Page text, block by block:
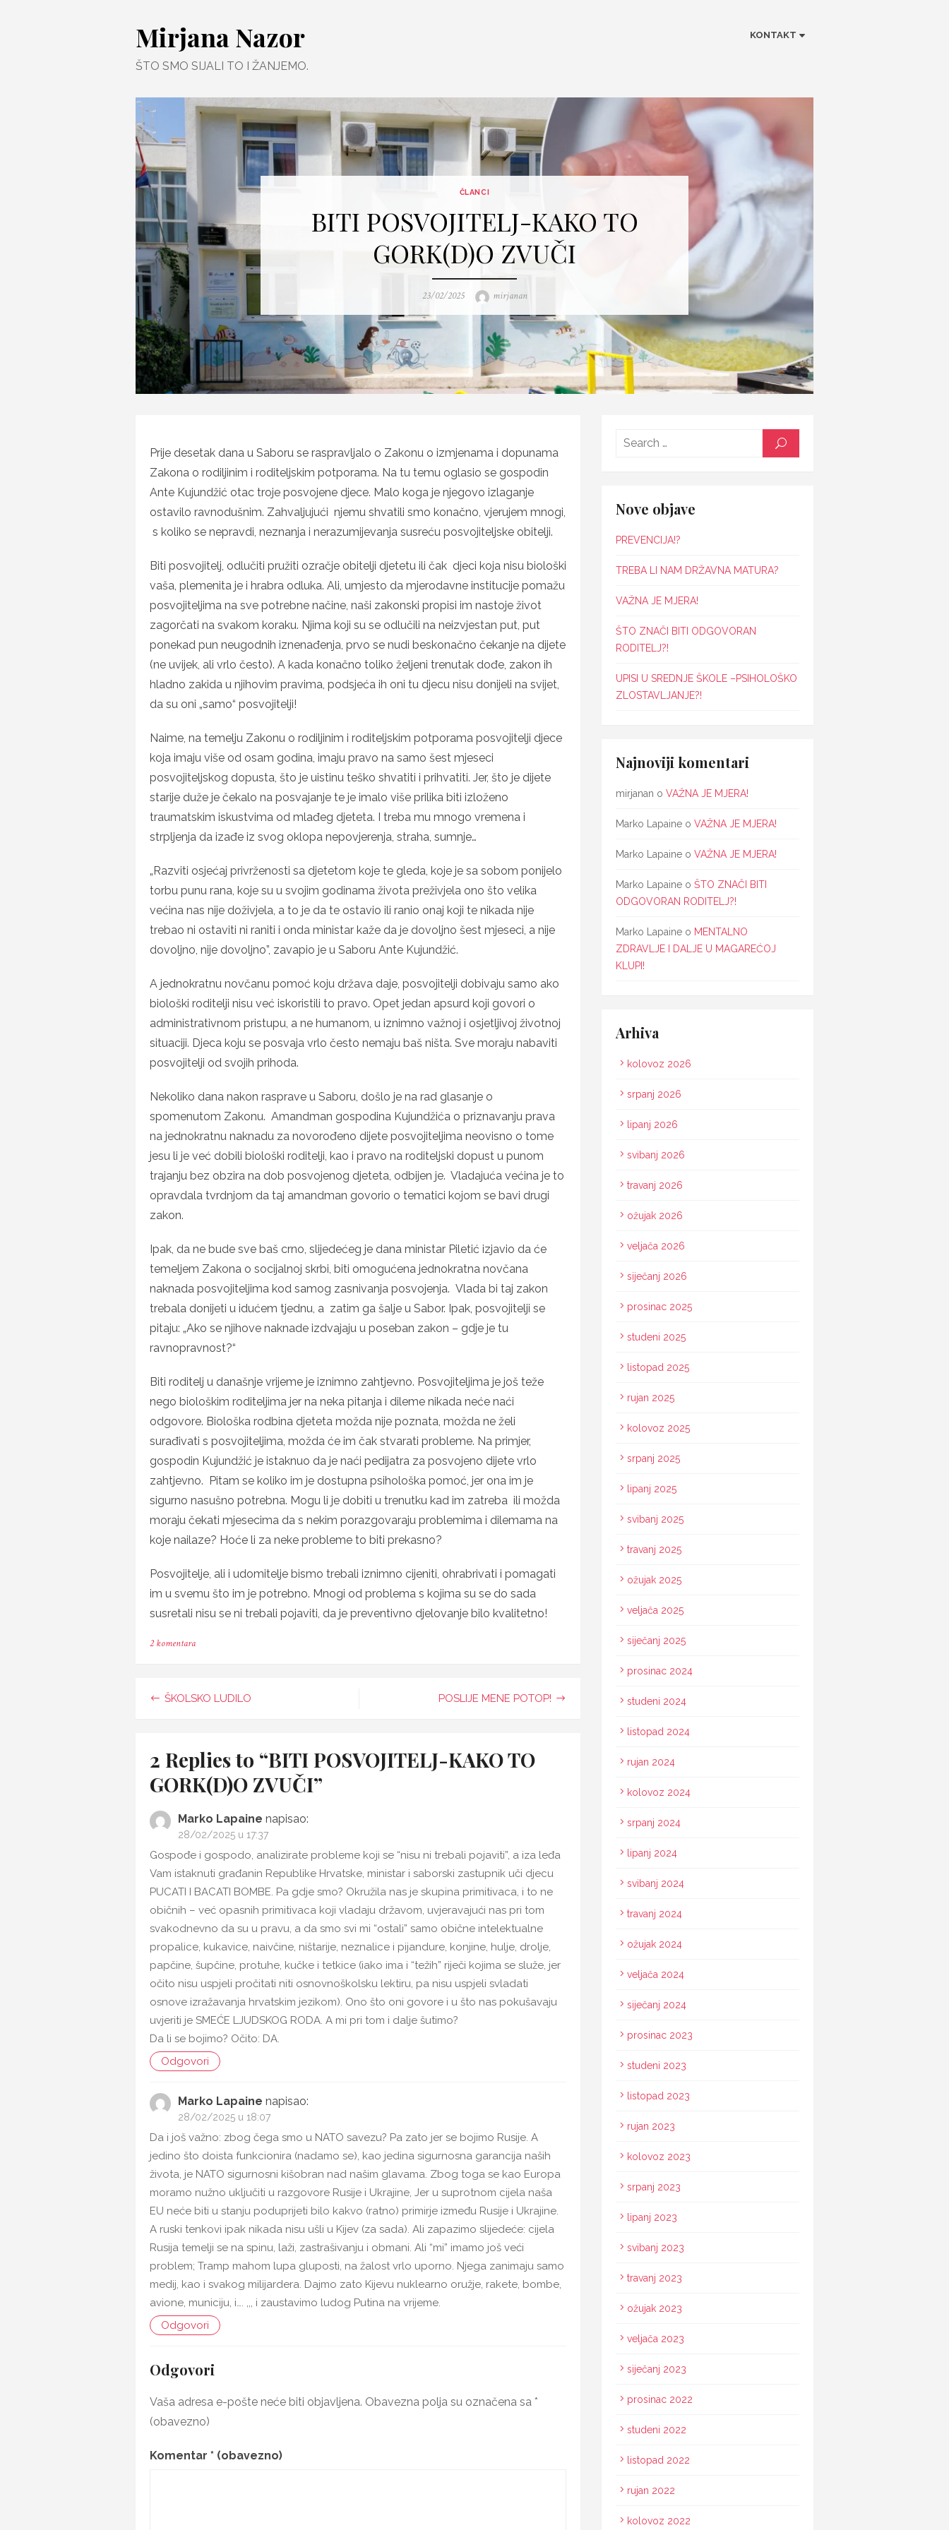
Mirjana Nazor
ŠTO SMO SIJALI TO I ŽANJEMO.
KONTAKT
ČLANCI
BITI POSVOJITELJ-KAKO TO
GORK(D)O ZVUČI
Posted
23/02/2025 Author
mirjanan
Prije desetak dana u Saboru se raspravljalo o Zakonu o izmjenama i dopunama
Zakona o rodiljinim i roditeljskim potporama. Na tu temu oglasio se gospodin
Ante Kujundžić otac troje posvojene djece. Malo koga je njegovo izlaganje
ostavilo ravnodušnim. Zahvaljujući njemu shvatili smo konačno, vjerujem mnogi,
s koliko se nepravdi, neznanja i nerazumijevanja susreću posvojiteljske obitelji.
Biti posvojitelj, odlučiti pružiti ozračje obitelji djetetu ili čak djeci koja nisu biološki
vaša, plemenita je i hrabra odluka. Ali, umjesto da mjerodavne institucije pomažu
posvojiteljima na sve potrebne načine, naši zakonski propisi im nastoje život
zagorčati na svakom koraku. Njima koji su se odlučili na neizvjestan put, put
ponekad pun neugodnih iznenađenja, prvo se nudi beskonačno čekanje na dijete
(ne uvijek, ali vrlo često). A kada konačno toliko željeni trenutak dođe, zakon ih
hladno zakida u njihovim pravima, podsjeća ih oni tu djecu nisu donijeli na svijet,
da su oni „samo“ posvojitelji!
Naime, na temelju Zakonu o rodiljinim i roditeljskim potporama posvojitelji djece
koja imaju više od osam godina, imaju pravo na samo šest mjeseci
posvojiteljskog dopusta, što je uistinu teško shvatiti i prihvatiti. Jer, što je dijete
starije duže je čekalo na posvajanje te je imalo više prilika biti izloženo
traumatskim iskustvima od mlađeg djeteta. I treba mu mnogo vremena i
strpljenja da izađe iz svog oklopa nepovjerenja, straha, sumnje…
„Razviti osjećaj privrženosti sa djetetom koje te gleda, koje je sa sobom ponijelo
torbu punu rana, koje su u svojim godinama života preživjela ono što velika
većina nas nije doživjela, a to je da te ostavio ili ranio onaj koji te nikada nije
trebao ni ostaviti ni raniti i onda ministar kaže da je dovoljno šest mjeseci, a nije
dovoljno, nije dovoljno”, zavapio je u Saboru Ante Kujundžić.
A jednokratnu novčanu pomoć koju država daje, posvojitelji dobivaju samo ako
biološki roditelji nisu već iskoristili to pravo. Opet jedan apsurd koji govori o
administrativnom pristupu, a ne humanom, u iznimno važnoj i osjetljivoj životnoj
situaciji. Djeca koju se posvaja vrlo često nemaju baš ništa. Sve moraju nabaviti
posvojitelji od svojih prihoda.
Nekoliko dana nakon rasprave u Saboru, došlo je na rad glasanje o
spomenutom Zakonu. Amandman gospodina Kujundžića o priznavanju prava
na jednokratnu naknadu za novorođeno dijete posvojiteljima neovisno o tome
jesu li je već dobili biološki roditelji, kao i pravo na roditeljski dopust u punom
trajanju bez obzira na dob posvojenog djeteta, odbijen je. Vladajuća većina je to
opravdala tvrdnjom da taj amandman govorio o tematici kojom se bavi drugi
zakon.
Ipak, da ne bude sve baš crno, slijedećeg je dana ministar Piletić izjavio da će
temeljem Zakona o socijalnoj skrbi, biti omogućena jednokratna novčana
naknada posvojiteljima kod samog zasnivanja posvojenja. Vlada bi taj zakon
trebala donijeti u idućem tjednu, a zatim ga šalje u Sabor. Ipak, posvojitelji se
pitaju: „Ako se njihove naknade izdvajaju u poseban zakon – gdje je tu
ravnopravnost?“
Biti roditelj u današnje vrijeme je iznimno zahtjevno. Posvojiteljima je još teže
nego biološkim roditeljima jer na neka pitanja i dileme nikada neće naći
odgovore. Biološka rodbina djeteta možda nije poznata, možda ne želi
surađivati s posvojiteljima, možda će im čak stvarati probleme. Na primjer,
gospodin Kujundžić je istaknuo da je naći pedijatra za posvojeno dijete vrlo
zahtjevno. Pitam se koliko im je dostupna psihološka pomoć, jer ona im je
sigurno nasušno potrebna. Mogu li je dobiti u trenutku kad im zatreba ili možda
moraju čekati mjesecima da s nekim porazgovaraju problemima i dilemama na
koje nailaze? Hoće li za neke probleme to biti prekasno?
Posvojitelje, ali i udomitelje bismo trebali iznimno cijeniti, ohrabrivati i pomagati
im u svemu što im je potrebno. Mnogi od problema s kojima su se do sada
susretali nisu se ni trebali pojaviti, da je preventivno djelovanje bilo kvalitetno!
2 komentaraza
GORK(D)O
Navigacija
ŠKOLSKO LUDILO POSLIJE MENE POTOP!
2 Replies to “BITI POSVOJITELJ-KAKO TO
GORK(D)O ZVUČI”
Marko Lapaine napisao:
28/02/2025 u 17:37
Gospođe i gospodo, analizirate probleme koji se “nisu ni trebali pojaviti”, a iza leđa
Vam istaknuti građanin Republike Hrvatske, ministar i saborski zastupnik uči djecu
PUCATI I BACATI BOMBE. Pa gdje smo? Okružila nas je skupina primitivaca, i to ne
običnih – već opasnih primitivaca koji vladaju državom, uvjeravajući nas pri tom
svakodnevno da su u pravu, a da smo svi mi “ostali” samo obične intelektualne
propalice, kukavice, naivčine, ništarije, neznalice i pijandure, konjine, hulje, drolje,
papčine, šupčine, protuhe, kučke i tetkice (iako ima i “težih” riječi kojima se služe, jer
očito nisu uspjeli pročitati niti osnovnoškolsku lektiru, pa nisu uspjeli svladati
osnove izražavanja hrvatskim jezikom). Ono što oni govore i u što nas pokušavaju
uvjeriti je SMEĆE LJUDSKOG RODA. A mi pri tom i dalje šutimo?
Da li se bojimo? Očito: DA.
Odgovori
Marko Lapaine napisao:
28/02/2025 u 18:07
Da i još važno: zbog čega smo u NATO savezu? Pa zato jer se bojimo Rusije. A
jedino što doista funkcionira (nadamo se), kao jedina sigurnosna garancija naših
života, je NATO sigurnosni kišobran nad našim glavama. Zbog toga se kao Europa
moramo nužno uključiti u razgovore Rusije i Ukrajine, Jer u suprotnom cijela naša
EU neće biti u stanju poduprijeti bilo kakvo (ratno) primirje između Rusije i Ukrajine.
A ruski tenkovi ipak nikada nisu ušli u Kijev (za sada). Ali zapazimo slijedeće: cijela
Rusija temelji se na spinu, laži, zastrašivanju i obmani. Ali “mi” imamo još veći
problem; Tramp mahom lupa gluposti, na žalost vrlo uporno. Njega zanimaju samo
medij, kao i svakog milijardera. Dajmo zato Kijevu nuklearno oružje, rakete, bombe,
avione, municiju, i…. ,,, i zaustavimo ludog Putina na vrijeme.
Odgovori
Odgovori
Vaša adresa e-pošte neće biti objavljena. Obavezna polja su označena sa *
(obavezno)
Komentar * (obavezno)
SEARCH
Nove objave
PREVENCIJA!?
TREBA LI NAM DRŽAVNA MATURA?
VAŽNA JE MJERA!
ŠTO ZNAČI BITI ODGOVORAN
RODITELJ?!
UPISI U SREDNJE ŠKOLE –PSIHOLOŠKO
ZLOSTAVLJANJE?!
Najnoviji komentari
mirjanan o VAŽNA JE MJERA!
Marko Lapaine o VAŽNA JE MJERA!
Marko Lapaine o VAŽNA JE MJERA!
Marko Lapaine o ŠTO ZNAČI BITI
ODGOVORAN RODITELJ?!
Marko Lapaine o MENTALNO
ZDRAVLJE I DALJE U MAGAREĆOJ
KLUPI!
Arhiva
kolovoz 2026
srpanj 2026
lipanj 2026
svibanj 2026
travanj 2026
ožujak 2026
veljača 2026
siječanj 2026
prosinac 2025
studeni 2025
listopad 2025
rujan 2025
kolovoz 2025
srpanj 2025
lipanj 2025
svibanj 2025
travanj 2025
ožujak 2025
veljača 2025
siječanj 2025
prosinac 2024
studeni 2024
listopad 2024
rujan 2024
kolovoz 2024
srpanj 2024
lipanj 2024
svibanj 2024
travanj 2024
ožujak 2024
veljača 2024
siječanj 2024
prosinac 2023
studeni 2023
listopad 2023
rujan 2023
kolovoz 2023
srpanj 2023
lipanj 2023
svibanj 2023
travanj 2023
ožujak 2023
veljača 2023
siječanj 2023
prosinac 2022
studeni 2022
listopad 2022
rujan 2022
kolovoz 2022